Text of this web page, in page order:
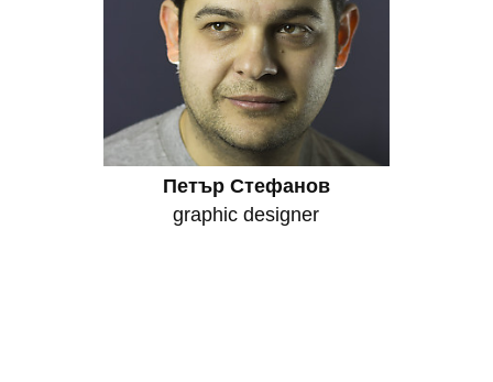
Петър Стефанов
graphic designer